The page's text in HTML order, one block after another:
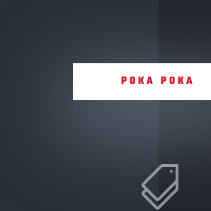
POKA POKA
